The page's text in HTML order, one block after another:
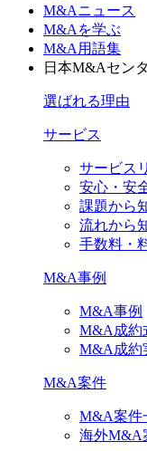
M&Aニュース
M&Aを学ぶ
M&A用語集
日本M&Aセン
選ばれる理由
サービス
サービス
安心・安
課題から
流れから
手数料・
M&A事例
M&A事例
M&A成約
M&A成約
M&A案件
M&A案件
海外M&A